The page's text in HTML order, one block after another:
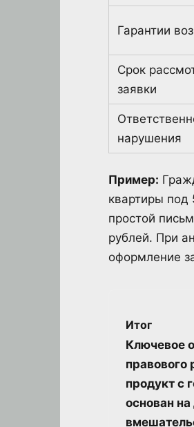
Гарантии
Срок
заявки
нарушения
Пример:
квартиры под
простой
рублей. При
оформление
Итог
Ключевое
правового
продукт с
основан